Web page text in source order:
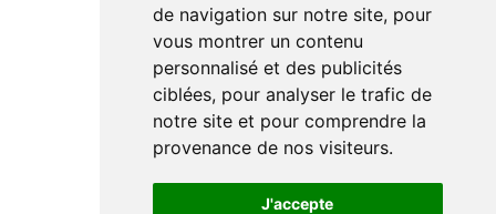
de navigation sur notre site, pour
vous montrer un contenu
personnalisé et des publicités
ciblées, pour analyser le trafic de
notre site et pour comprendre la
provenance de nos visiteurs.
J'accepte